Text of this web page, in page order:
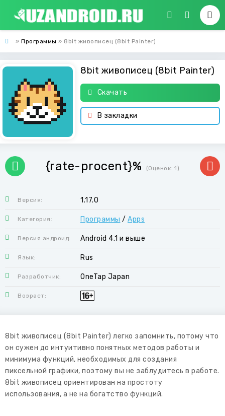
» Программы » 8bit живописец (8bit Painter)
8bit живописец (8bit Painter)
Скачать
В закладки
{rate-procent}% (Оценок:1)
Версия: 1.17.0
Категория: Программы / Apps
Версия андроид: Android 4.1 и выше
Язык: Rus
Разработчик: OneTap Japan
Возраст:
8bit живописец (8bit Painter) легко запомнить, потому что
он сужен до интуитивно понятных методов работы и
минимума функций, необходимых для создания
пиксельной графики, поэтому вы не заблудитесь в работе.
8bit живописец ориентирован на простоту
использования, а не на богатство функций.